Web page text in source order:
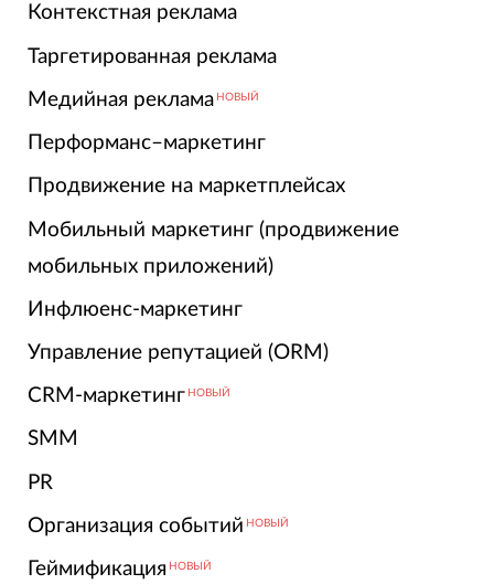
Контекстная реклама
Таргетированная реклама
Медийная реклама НОВЫЙ
Перформанс–маркетинг
Продвижение на маркетплейсах
Мобильный маркетинг (продвижение
мобильных приложений)
Инфлюенс-маркетинг
Управление репутацией (ORM)
CRM-маркетинг НОВЫЙ
SMM
PR
Организация событий НОВЫЙ
Геймификация НОВЫЙ